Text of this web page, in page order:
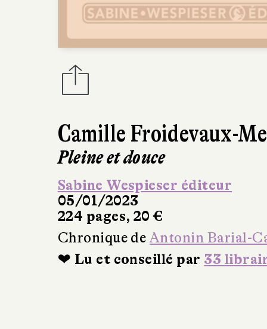
Camille Froidevaux-
Pleine et douce
Sabine Wespieser éditeur
05/01/2023
224 pages, 20 €
Chronique de Antonin Barial-
❤ Lu et conseillé par 33